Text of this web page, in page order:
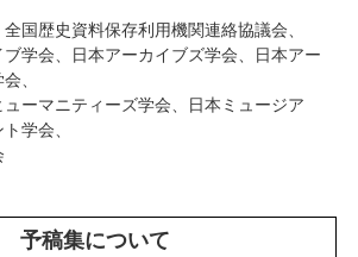
国歴史資料保存利用機関連絡協議会、
学会、日本アーカイブズ学会、日本アー
、
ューマニティーズ学会、日本ミュージア
学会、
予稿集について